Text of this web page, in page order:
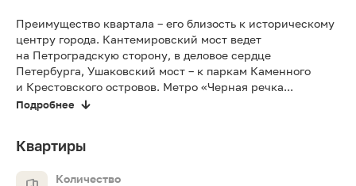
Преимущество квартала – его близость к историческому
центру города. Кантемировский мост ведет
на Петроградскую сторону, в деловое сердце
Петербурга, Ушаковский мост – к паркам Каменного
и Крестовского островов. Метро «Черная речка...
Подробнее
Квартиры
Количество